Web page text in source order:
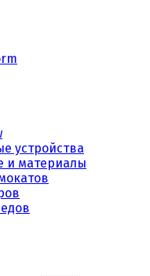
устройства
и материалы